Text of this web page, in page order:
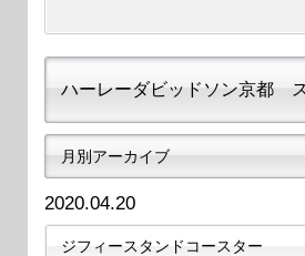
ハーレーダビッドソン京都
月別アーカイブ
2020.04.20
ジフィースタンドコースター